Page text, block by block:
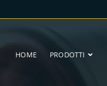
HOME PRODOTTI